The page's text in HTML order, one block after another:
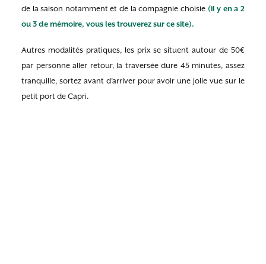
de la saison notamment et de la compagnie choisie (il y en a 2
ou 3 de mémoire, vous les trouverez sur ce site).
Autres modalités pratiques, les prix se situent autour de 50€
par personne aller retour, la traversée dure 45 minutes, assez
tranquille, sortez avant d’arriver pour avoir une jolie vue sur le
petit port de Capri.